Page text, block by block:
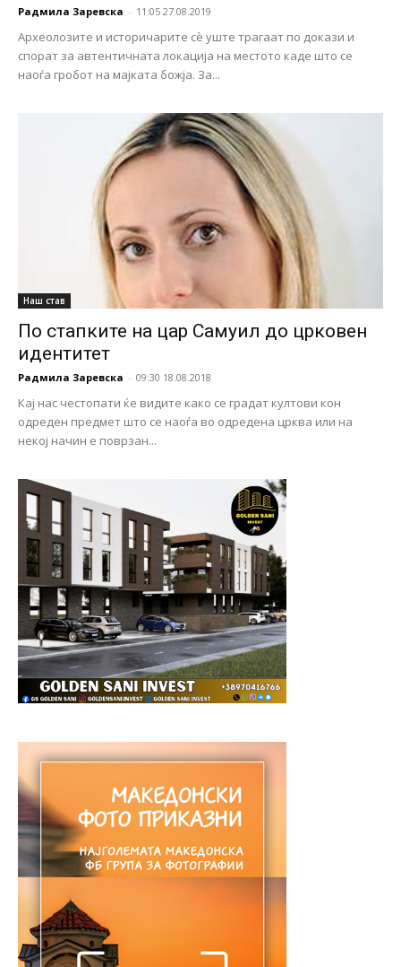
Радмила Заревска - 11:05 27.08.2019
Археолозите и историчарите сѐ уште трагаат по докази и
спорат за автентичната локација на местото каде што се
наоѓа гробот на мајката божја. За...
Наш став
По стапките на цар Самуил до црковен
идентитет
Радмила Заревска - 09:30 18.08.2018
Кај нас честопати ќе видите како се градат култови кон
одреден предмет што се наоѓа во одредена црква или на
некој начин е поврзан...